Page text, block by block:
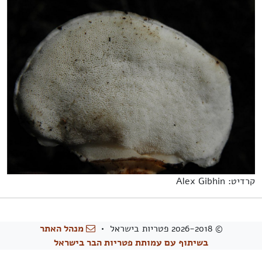
קרדיט: Alex Gibhin
© 2026-2018 פטריות בישראל •
מנהל האתר
בשיתוף עם עמותת פטריות הבר בישראל